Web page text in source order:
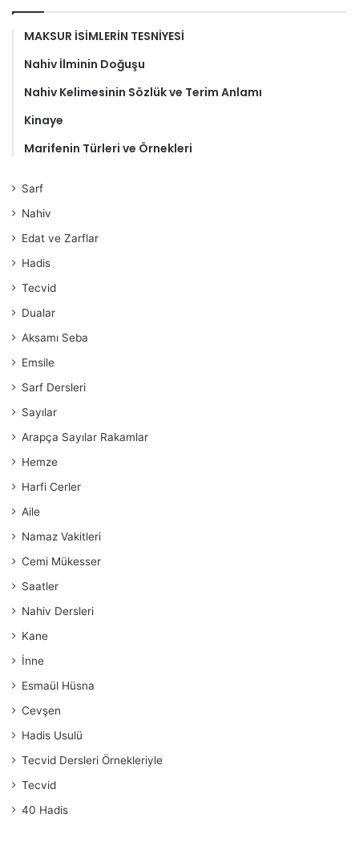
MAKSUR İSİMLERİN TESNİYESİ
Nahiv İlminin Doğuşu
Nahiv Kelimesinin Sözlük ve Terim Anlamı
Kinaye
Marifenin Türleri ve Örnekleri
Sarf
Nahiv
Edat ve Zarflar
Hadis
Tecvid
Dualar
Aksamı Seba
Emsile
Sarf Dersleri
Sayılar
Arapça Sayılar Rakamlar
Hemze
Harfi Cerler
Aile
Namaz Vakitleri
Cemi Mükesser
Saatler
Nahiv Dersleri
Kane
İnne
Esmaül Hüsna
Cevşen
Hadis Usulü
Tecvid Dersleri Örnekleriyle
Tecvid
40 Hadis